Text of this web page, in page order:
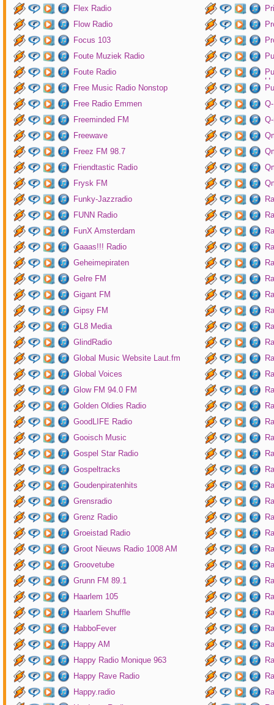
Flex Radio
Flow Radio
Focus 103
Foute Muziek Radio
Foute Radio
Free Music Radio Nonstop
Free Radio Emmen
Freeminded FM
Freewave
Freez FM 98.7
Friendtastic Radio
Frysk FM
Funky-Jazzradio
FUNN Radio
FunX Amsterdam
Gaaas!!! Radio
Geheimepiraten
Gelre FM
Gigant FM
Gipsy FM
GL8 Media
GlindRadio
Global Music Website Laut.fm
Global Voices
Glow FM 94.0 FM
Golden Oldies Radio
GoodLIFE Radio
Gooisch Music
Gospel Star Radio
Gospeltracks
Goudenpiratenhits
Grensradio
Grenz Radio
Groeistad Radio
Groot Nieuws Radio 1008 AM
Groovetube
Grunn FM 89.1
Haarlem 105
Haarlem Shuffle
HabboFever
Happy AM
Happy Radio Monique 963
Happy Rave Radio
Happy.radio